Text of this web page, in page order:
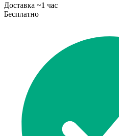
Доставка ~1 час
Бесплатно